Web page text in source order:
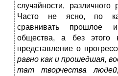
случайности,
Часто не ясно, по
сравнивать прошлое
общества, а без этого
представление о
равно как и прошедшая,
тат творчества